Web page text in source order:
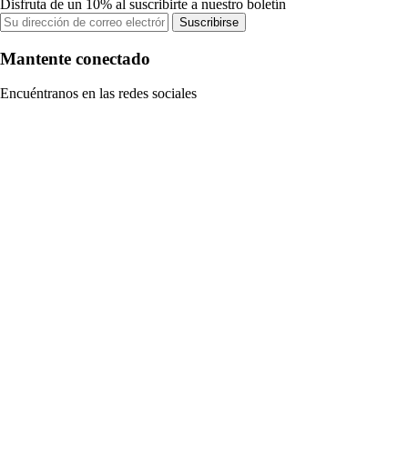
Disfruta de un 10% al suscribirte a nuestro boletín
Suscribirse
Mantente conectado
Encuéntranos en las redes sociales